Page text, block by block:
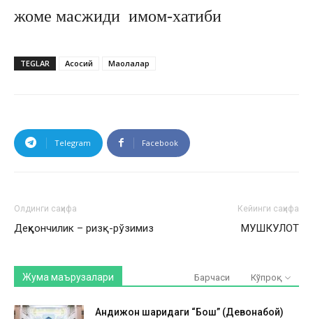
жоме масжиди имом-хатиби
TEGLAR Асосий Мақолалар
Telegram Facebook
Олдинги саҳифа
Деҳқончилик – ризқ-рўзимиз
Кейинги саҳифа
МУШКУЛОТ
Жума маърузалари Барчаси Кўпроқ
Андижон шаҳридаги “Бош” (Девонабой)